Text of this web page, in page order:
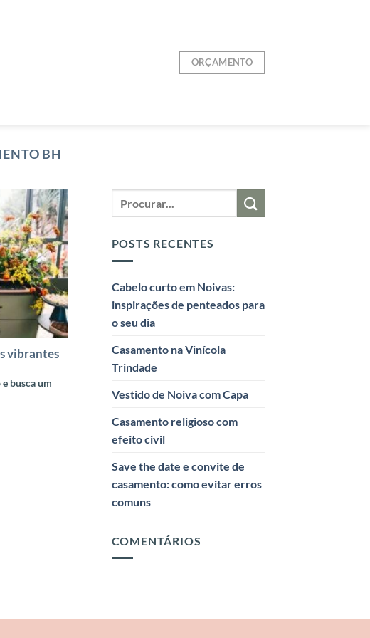
ORÇAMENTO
BH
vibrantes
busca um
POSTS RECENTES
Cabelo curto em Noivas:
inspirações de penteados para
o seu dia
Casamento na Vinícola
Trindade
Vestido de Noiva com Capa
Casamento religioso com
efeito civil
Save the date e convite de
casamento: como evitar erros
comuns
COMENTÁRIOS